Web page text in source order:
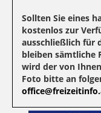
Sollten Sie eines
kostenlos zur
ausschließlich für
bleiben sämtliche
wird der von
Foto bitte an